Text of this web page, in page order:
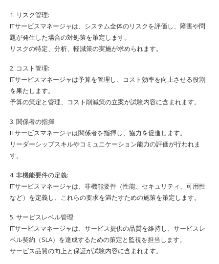
1. リスク管理:
ITサービスマネージャは、システム全体のリスクを評価し、障害や問
題が発生した場合の対処策を策定します。
リスクの特定、分析、軽減策の実施が求められます。
2. コスト管理:
ITサービスマネージャは予算を管理し、コスト効率を向上させる役割
を果たします。
予算の策定と管理、コスト削減策の立案が試験内容に含まれます。
3. 関係者の指揮:
ITサービスマネージャは関係者を指揮し、協力を促進します。
リーダーシップスキルやコミュニケーション能力の評価が行われま
す。
4. 非機能要件の定義:
ITサービスマネージャは、非機能要件（性能、セキュリティ、可用性
など）を定義し、これらの要求を満たすための施策を策定します。
5. サービスレベル管理:
ITサービスマネージャは、サービス提供の品質を維持し、サービスレ
ベル契約（SLA）を達成するための策定と監視を担当します。
サービス品質の向上と保証が試験内容に含まれます。